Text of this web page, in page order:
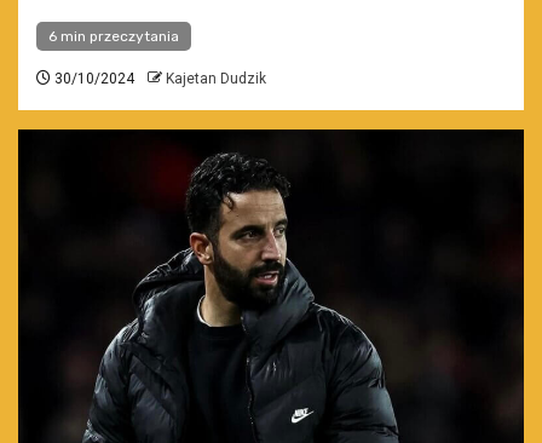
6 min przeczytania
30/10/2024 Kajetan Dudzik